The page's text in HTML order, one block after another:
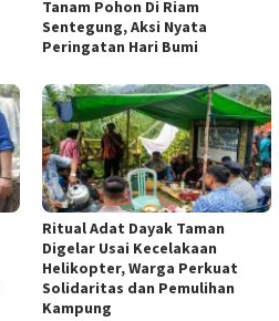
Tanam Pohon Di Riam
Sentegung, Aksi Nyata
Peringatan Hari Bumi
Ritual Adat Dayak Taman
Digelar Usai Kecelakaan
Helikopter, Warga Perkuat
Solidaritas dan Pemulihan
Kampung